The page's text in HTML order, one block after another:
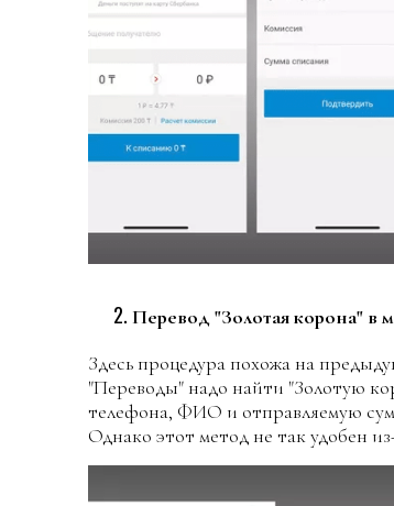
Перевод "Золотая корона" в
Здесь процедура похожа на
"Переводы" надо найти "Золотую
телефона, ФИО и отправляемую
Однако этот метод не так удобен